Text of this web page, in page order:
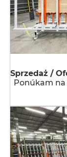
Sprzedaż /
Ponúkam